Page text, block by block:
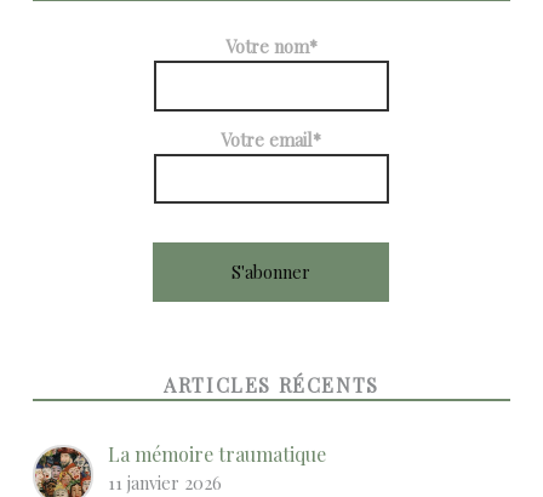
Votre nom*
Votre email*
ARTICLES RÉCENTS
La mémoire traumatique
11 janvier 2026